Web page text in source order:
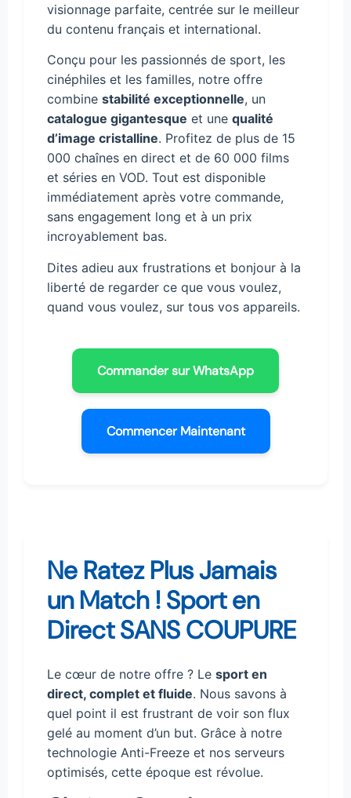
visionnage parfaite, centrée sur le meilleur
du contenu français et international.
Conçu pour les passionnés de sport, les
cinéphiles et les familles, notre offre
combine stabilité exceptionnelle, un
catalogue gigantesque et une qualité
d’image cristalline. Profitez de plus de 15
000 chaînes en direct et de 60 000 films
et séries en VOD. Tout est disponible
immédiatement après votre commande,
sans engagement long et à un prix
incroyablement bas.
Dites adieu aux frustrations et bonjour à la
liberté de regarder ce que vous voulez,
quand vous voulez, sur tous vos appareils.
Commander sur WhatsApp
Commencer Maintenant
Ne Ratez Plus Jamais
un Match ! Sport en
Direct SANS COUPURE
Le cœur de notre offre ? Le sport en
direct, complet et fluide. Nous savons à
quel point il est frustrant de voir son flux
gelé au moment d’un but. Grâce à notre
technologie Anti-Freeze et nos serveurs
optimisés, cette époque est révolue.